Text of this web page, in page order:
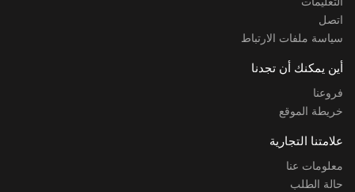
اتصل
سياسة ملفات الارتباط
أين يمكنك أن تجدنا
فروعنا
خريطة الموقع
علامتنا التجارية
معلومات عنا
حالة الطلب